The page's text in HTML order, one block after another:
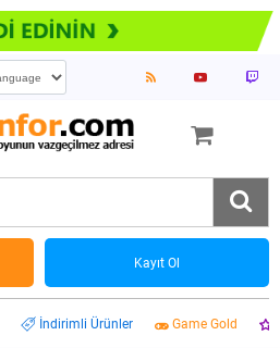
Kayıt Ol
İndirimli Ürünler Game Gold